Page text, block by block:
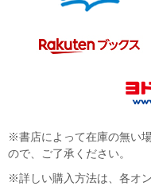
※書店によって在庫の無い
ので、ご了承ください。
※詳しい購入方法は、各オ